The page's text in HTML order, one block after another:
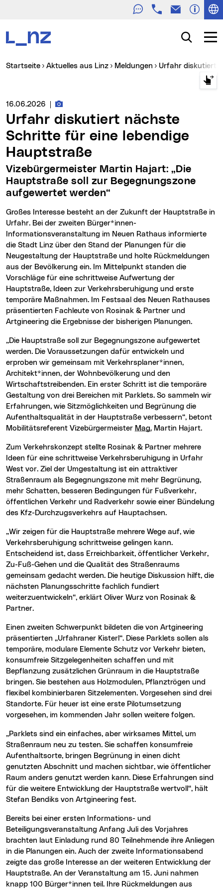
TelefonE-Mail
Suche
Sie sind hier:
Startseite Aktuelles aus Linz Meldungen Urfahr diskutiert
Medienservice vom:
16.06.2026 Fotos zur Meldung
Urfahr diskutiert nächste
Schritte für eine lebendige
Hauptstraße
Vizebürgermeister Martin Hajart: „Die
Hauptstraße soll zur Begegnungszone
aufgewertet werden“
Großes Interesse besteht an der Zukunft der Hauptstraße in
Urfahr. Bei der zweiten Bürger*innen-
Informationsveranstaltung im Neuen Rathaus informierte
die Stadt Linz über den Stand der Planungen für die
Neugestaltung der Hauptstraße und holte Rückmeldungen
aus der Bevölkerung ein. Im Mittelpunkt standen die
Vorschläge für eine schrittweise Aufwertung der
Hauptstraße, Ideen zur Verkehrsberuhigung und erste
temporäre Maßnahmen. Im Festsaal des Neuen Rathauses
präsentierten Fachleute von Rosinak & Partner und
Artgineering die Ergebnisse der bisherigen Planungen.
„Die Hauptstraße soll zur Begegnungszone aufgewertet
werden. Die Voraussetzungen dafür entwickeln und
erproben wir gemeinsam mit Verkehrsplaner*innen,
Architekt*innen, der Wohnbevölkerung und den
Wirtschaftstreibenden. Ein erster Schritt ist die temporäre
Gestaltung von drei Bereichen mit Parklets. So sammeln wir
Erfahrungen, wie Sitzmöglichkeiten und Begrünung die
Aufenthaltsqualität in der Hauptstraße verbessern“, betont
Mobilitätsreferent Vizebürgermeister Mag. Martin Hajart.
Zum Verkehrskonzept stellte Rosinak & Partner mehrere
Ideen für eine schrittweise Verkehrsberuhigung in Urfahr
West vor. Ziel der Umgestaltung ist ein attraktiver
Straßenraum als Begegnungszone mit mehr Begrünung,
mehr Schatten, besseren Bedingungen für Fußverkehr,
öffentlichen Verkehr und Radverkehr sowie einer Bündelung
des Kfz-Durchzugsverkehrs auf Hauptachsen.
„Wir zeigen für die Hauptstraße mehrere Wege auf, wie
Verkehrsberuhigung schrittweise gelingen kann.
Entscheidend ist, dass Erreichbarkeit, öffentlicher Verkehr,
Zu-Fuß-Gehen und die Qualität des Straßenraums
gemeinsam gedacht werden. Die heutige Diskussion hilft, die
nächsten Planungsschritte fachlich fundiert
weiterzuentwickeln“, erklärt Oliver Wurz von Rosinak &
Partner.
Einen zweiten Schwerpunkt bildeten die von Artgineering
präsentierten „Urfahraner Kisterl“. Diese Parklets sollen als
temporäre, modulare Elemente Schutz vor Verkehr bieten,
konsumfreie Sitzgelegenheiten schaffen und mit
Bepflanzung zusätzlichen Grünraum in die Hauptstraße
bringen. Sie bestehen aus Holzmodulen, Pflanztrögen und
flexibel kombinierbaren Sitzelementen. Vorgesehen sind drei
Standorte. Für heuer ist eine erste Pilotumsetzung
vorgesehen, im kommenden Jahr sollen weitere folgen.
„Parklets sind ein einfaches, aber wirksames Mittel, um
Straßenraum neu zu testen. Sie schaffen konsumfreie
Aufenthaltsorte, bringen Begrünung in einen dicht
genutzten Abschnitt und machen sichtbar, wie öffentlicher
Raum anders genutzt werden kann. Diese Erfahrungen sind
für die weitere Entwicklung der Hauptstraße wertvoll“, hält
Stefan Bendiks von Artgineering fest.
Bereits bei einer ersten Informations- und
Beteiligungsveranstaltung Anfang Juli des Vorjahres
brachten laut Einladung rund 80 Teilnehmende ihre Anliegen
in die Planungen ein. Auch der zweite Informationsabend
zeigte das große Interesse an der weiteren Entwicklung der
Hauptstraße. An der Veranstaltung am 15. Juni nahmen
knapp 100 Bürger*innen teil. Ihre Rückmeldungen aus